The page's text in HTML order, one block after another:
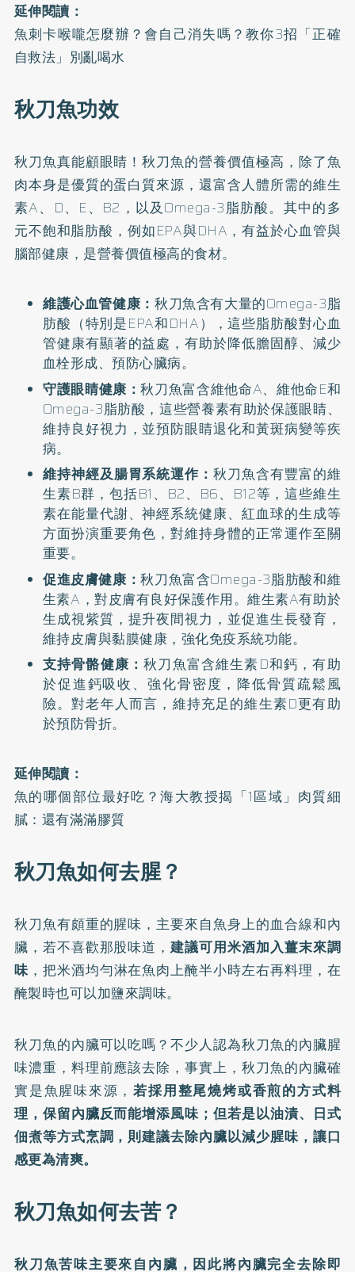
延伸閱讀：
魚刺卡喉嚨怎麼辦？會自己消失嗎？教你3招「正確
自救法」別亂喝水
秋刀魚功效
秋刀魚真能顧眼睛！秋刀魚的營養價值極高，除了魚
肉本身是優質的蛋白質來源，還富含人體所需的維生
素A、D、E、B2，以及Omega-3脂肪酸。其中的多
元不飽和脂肪酸，例如EPA與DHA，有益於心血管與
腦部健康，是營養價值極高的食材。
維護心血管健康： 秋刀魚含有大量的Omega-3脂
肪酸（特別是EPA和DHA），這些脂肪酸對心血
管健康有顯著的益處，有助於降低膽固醇、減少
血栓形成、預防心臟病。
守護眼睛健康：秋刀魚富含維他命A、維他命E和
Omega-3脂肪酸，這些營養素有助於保護眼睛、
維持良好視力，並預防眼睛退化和黃斑病變等疾
病。
維持神經及腸胃系統運作：秋刀魚含有豐富的維
生素B群，包括B1、B2、B6、B12等，這些維生
素在能量代謝、神經系統健康、紅血球的生成等
方面扮演重要角色，對維持身體的正常運作至關
重要。
促進皮膚健康：秋刀魚富含Omega-3脂肪酸和維
生素A，對皮膚有良好保護作用。維生素A有助於
生成視紫質，提升夜間視力，並促進生長發育，
維持皮膚與黏膜健康，強化免疫系統功能。
支持骨骼健康：秋刀魚富含維生素D和鈣，有助
於促進鈣吸收、強化骨密度，降低骨質疏鬆風
險。對老年人而言，維持充足的維生素D更有助
於預防骨折。
延伸閱讀：
魚的哪個部位最好吃？海大教授揭「1區域」肉質細
膩：還有滿滿膠質
秋刀魚如何去腥？
秋刀魚有頗重的腥味，主要來自魚身上的血合線和內
臟，若不喜歡那股味道，建議可用米酒加入薑末來調
味，把米酒均勻淋在魚肉上醃半小時左右再料理，在
醃製時也可以加鹽來調味。
秋刀魚的內臟可以吃嗎？不少人認為秋刀魚的內臟腥
味濃重，料理前應該去除，事實上，秋刀魚的內臟確
實是魚腥味來源，若採用整尾燒烤或香煎的方式料
理，保留內臟反而能增添風味；但若是以油漬、日式
佃煮等方式烹調，則建議去除內臟以減少腥味，讓口
感更為清爽。
秋刀魚如何去苦？
秋刀魚苦味主要來自內臟，因此將內臟完全去除即